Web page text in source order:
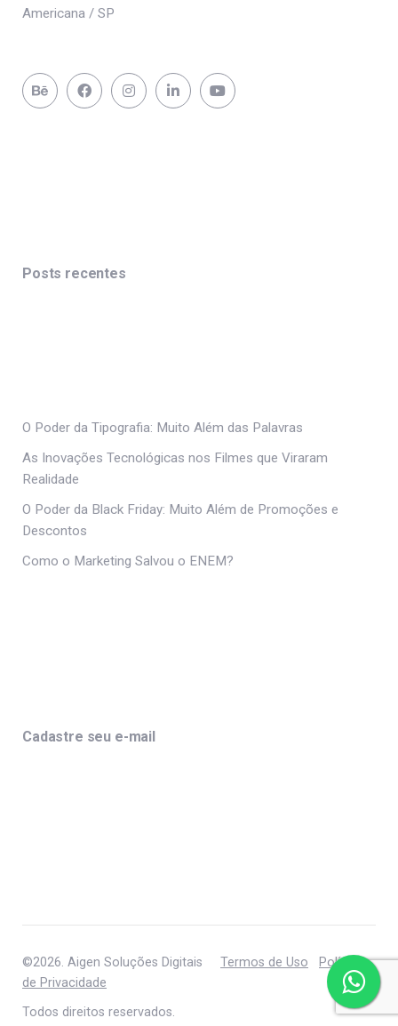
Americana / SP
Posts recentes
O Poder da Tipografia: Muito Além das Palavras
As Inovações Tecnológicas nos Filmes que Viraram
Realidade
O Poder da Black Friday: Muito Além de Promoções e
Descontos
Como o Marketing Salvou o ENEM?
Cadastre seu e-mail
©2026. Aigen Soluções Digitais Termos de Uso
Política
de Privacidade
Todos direitos reservados.